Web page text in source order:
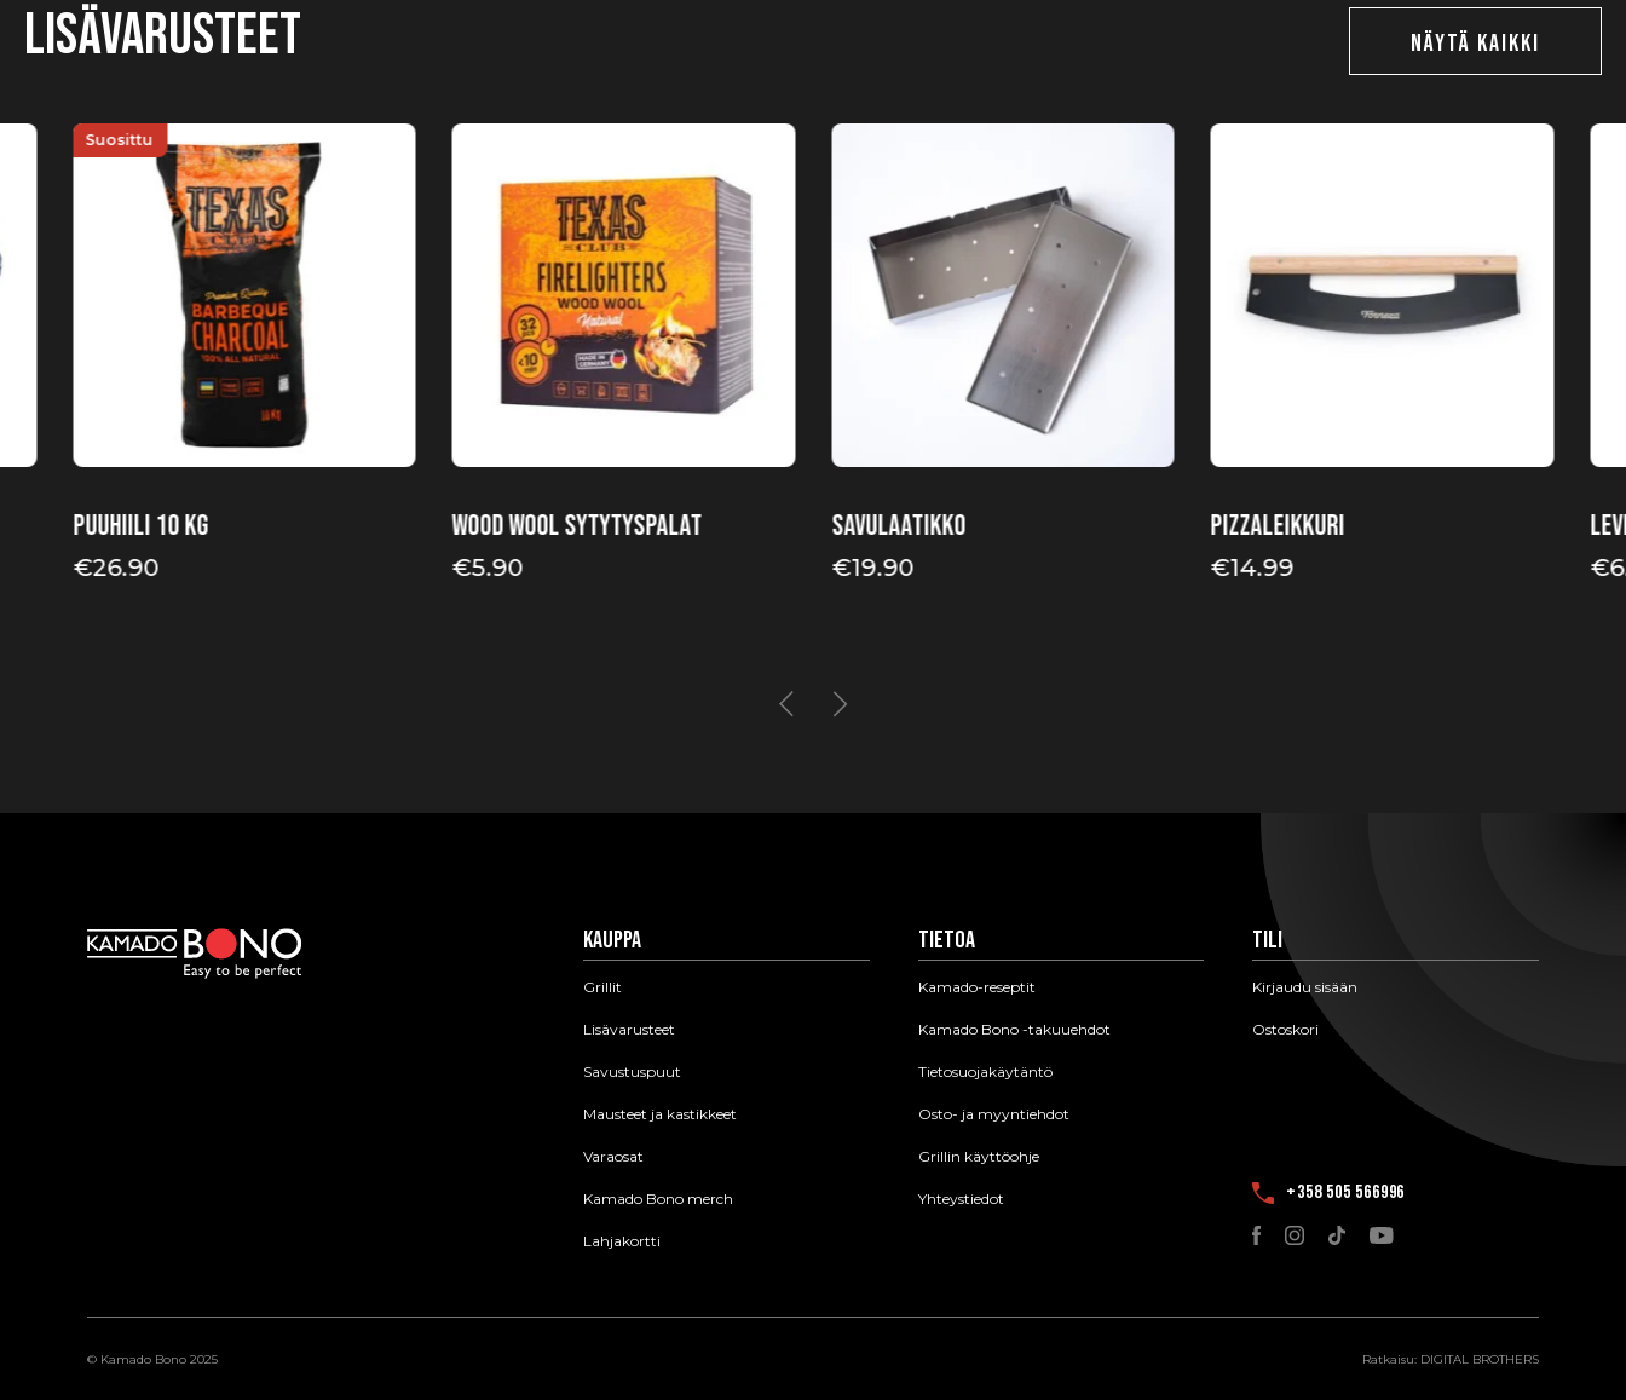
Lisävarusteet NÄYTÄ KAIKKI
Suosittu
Puuhiili 10 kg
€26.90
Wood wool sytytyspalat
€5.90
Savulaatikko
€19.90
Pizzaleikkuri
€14.99 €
Kauppa
Grillit
Lisävarusteet
Savustuspuut
Mausteet ja kastikkeet
Varaosat
Kamado Bono merch
Lahjakortti
Tietoa
Kamado-reseptit
Kamado Bono -takuuehdot
Tietosuojakäytäntö
Osto- ja myyntiehdot
Grillin käyttöohje
Yhteystiedot
Tili
Kirjaudu sisään
Ostoskori
+358 505 566996
© Kamado Bono 2025 Ratkaisu: DIGITAL BROTHERS